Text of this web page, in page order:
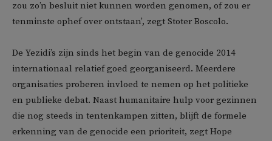
zou zo’n besluit niet kunnen worden genomen, of zou er
tenminste ophef over ontstaan’, zegt Stoter Boscolo.
De Yezidi’s zijn sinds het begin van de genocide 2014
internationaal relatief goed georganiseerd. Meerdere
organisaties proberen invloed te nemen op het politieke
en publieke debat. Naast humanitaire hulp voor gezinnen
die nog steeds in tentenkampen zitten, blijft de formele
erkenning van de genocide een prioriteit, zegt Hope